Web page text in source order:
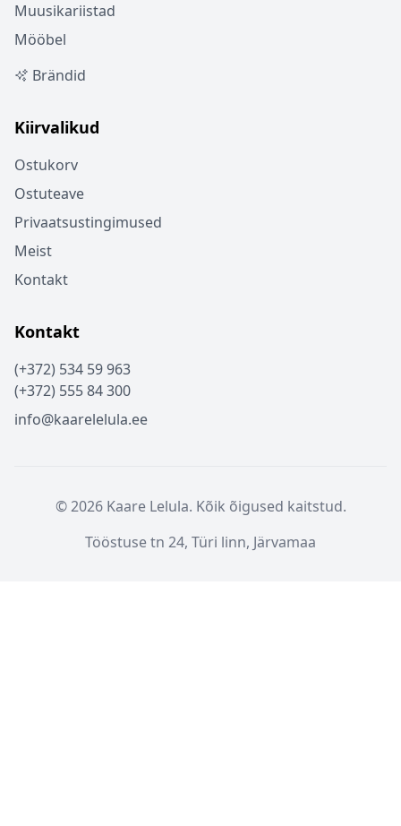
Muusikariistad
Mööbel
Brändid
Kiirvalikud
Ostukorv
Ostuteave
Privaatsustingimused
Meist
Kontakt
Kontakt
(+372) 534 59 963
(+372) 555 84 300
info@kaarelelula.ee
© 2026 Kaare Lelula. Kõik õigused kaitstud.
Tööstuse tn 24, Türi linn, Järvamaa